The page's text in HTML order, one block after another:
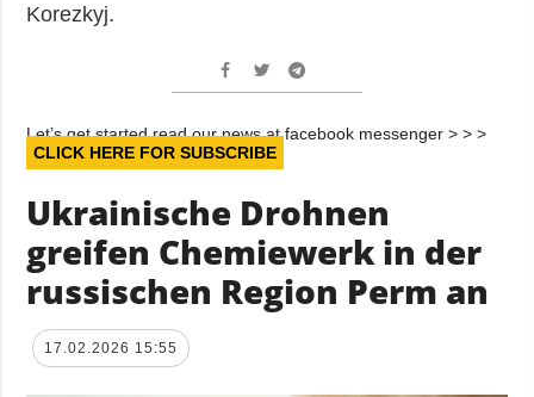
Korezkyj.
Let’s get started read our news at facebook messenger > > >
CLICK HERE FOR SUBSCRIBE
Ukrainische Drohnen
greifen Chemiewerk in der
russischen Region Perm an
17.02.2026 15:55